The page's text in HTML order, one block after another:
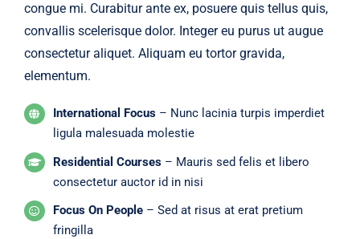
congue mi. Curabitur ante ex, posuere quis tellus quis,
convallis scelerisque dolor. Integer eu purus ut augue
consectetur aliquet. Aliquam eu tortor gravida,
elementum.
International Focus – Nunc lacinia turpis imperdiet
ligula malesuada molestie
Residential Courses – Mauris sed felis et libero
consectetur auctor id in nisi
Focus On People – Sed at risus at erat pretium
fringilla